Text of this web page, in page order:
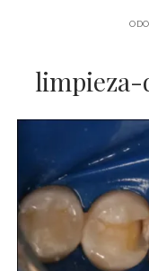
Gustavo
Chacón
Costa
Rica